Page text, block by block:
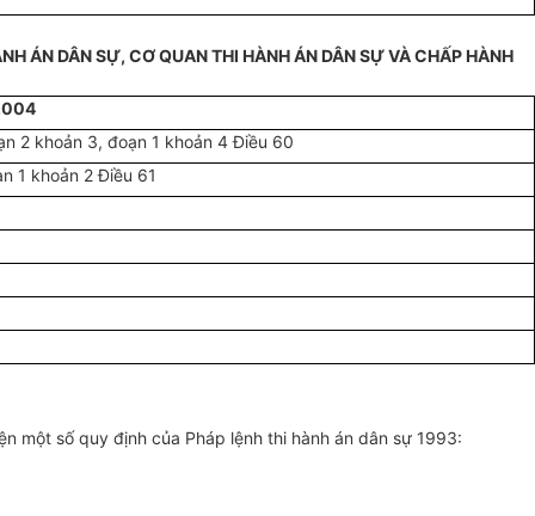
ÁN DÂN SỰ, CƠ QUAN THI HÀNH ÁN DÂN SỰ VÀ CHẤP HÀNH
2 khoản 3, đoạn 1 khoản 4 Điều 60
1 khoản 2 Điều 61
một số quy định của Pháp lệnh thi hành án dân sự 1993: